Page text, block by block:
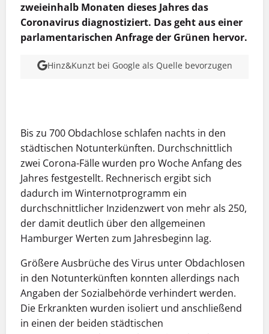
zweieinhalb Monaten dieses Jahres das
Coronavirus diagnostiziert. Das geht aus einer
parlamentarischen Anfrage der Grünen hervor.
Hinz&Kunzt bei Google als Quelle bevorzugen
Bis zu 700 Obdachlose schlafen nachts in den
städtischen Notunterkünften. Durchschnittlich
zwei Corona-Fälle wurden pro Woche Anfang des
Jahres festgestellt. Rechnerisch ergibt sich
dadurch im Winternotprogramm ein
durchschnittlicher Inzidenzwert von mehr als 250,
der damit deutlich über den allgemeinen
Hamburger Werten zum Jahresbeginn lag.
Größere Ausbrüche des Virus unter Obdachlosen
in den Notunterkünften konnten allerdings nach
Angaben der Sozialbehörde verhindert werden.
Die Erkrankten wurden isoliert und anschließend
in einen der beiden städtischen